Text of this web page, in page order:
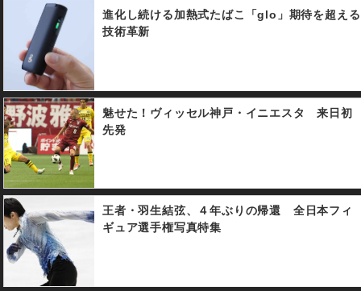
進化し続ける加熱式たばこ「glo」期待を超える
技術革新
魅せた！ヴィッセル神戸・イニエスタ 来日初
先発
王者・羽生結弦、４年ぶりの帰還 全日本フィ
ギュア選手権写真特集